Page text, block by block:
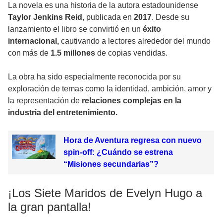
La novela es una historia de la autora estadounidense
Taylor Jenkins Reid , publicada en 2017. Desde su
lanzamiento el libro se convirtió en un éxito
internacional, cautivando a lectores alrededor del mundo
con más de 1.5 millones de copias vendidas.
La obra ha sido especialmente reconocida por su
exploración de temas como la identidad, ambición, amor y
la representación de relaciones complejas en la
industria del entretenimiento.
Hora de Aventura regresa con nuevo
spin-off: ¿Cuándo se estrena
“Misiones secundarias”?
¡Los Siete Maridos de Evelyn Hugo a
la gran pantalla!